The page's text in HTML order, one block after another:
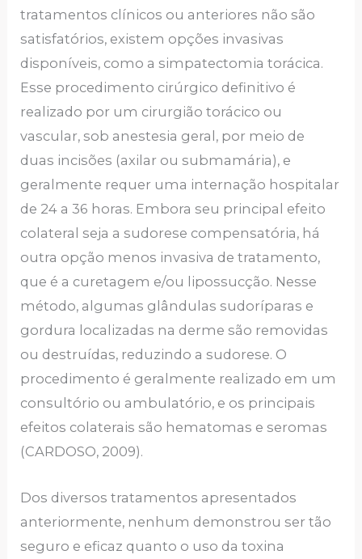
tratamentos clínicos ou anteriores não são
satisfatórios, existem opções invasivas
disponíveis, como a simpatectomia torácica.
Esse procedimento cirúrgico definitivo é
realizado por um cirurgião torácico ou
vascular, sob anestesia geral, por meio de
duas incisões (axilar ou submamária), e
geralmente requer uma internação hospitalar
de 24 a 36 horas. Embora seu principal efeito
colateral seja a sudorese compensatória, há
outra opção menos invasiva de tratamento,
que é a curetagem e/ou lipossucção. Nesse
método, algumas glândulas sudoríparas e
gordura localizadas na derme são removidas
ou destruídas, reduzindo a sudorese. O
procedimento é geralmente realizado em um
consultório ou ambulatório, e os principais
efeitos colaterais são hematomas e seromas
(CARDOSO, 2009).
Dos diversos tratamentos apresentados
anteriormente, nenhum demonstrou ser tão
seguro e eficaz quanto o uso da toxina